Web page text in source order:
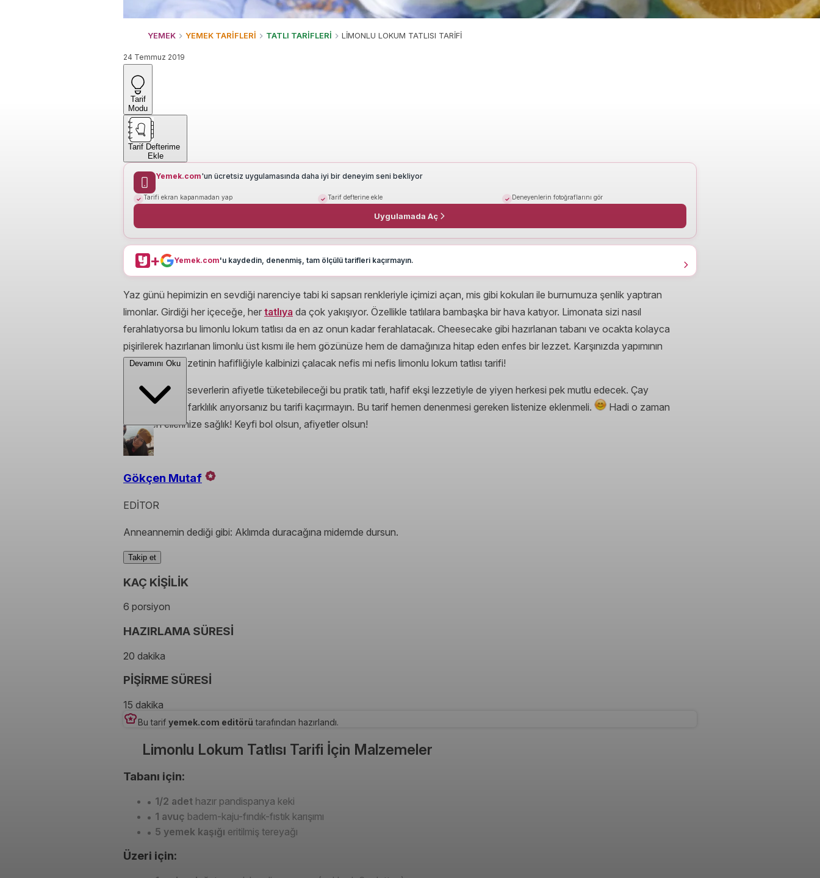
YEMEK YEMEK TARİFLERİ TATLI TARİFLERİ LİMONLU LOKUM TATLISI TARİFİ
24 Temmuz 2019
Tarif
Modu
Tarif Defterime
Ekle
Yemek.com'un ücretsiz uygulamasında daha iyi bir deneyim seni bekliyor
Tarifi ekran kapanmadan yap Tarif defterine ekle Deneyenlerin fotoğraflarını gör
Uygulamada Aç
+ Yemek.com'u kaydedin, denenmiş, tam ölçülü tarifleri kaçırmayın.
Yaz günü hepimizin en sevdiği narenciye tabi ki sapsarı renkleriyle içimizi açan, mis gibi kokuları ile burnumuza şenlik yaptıran
limonlar. Girdiği her içeceğe, her tatlıya da çok yakışıyor. Özellikle tatlılara bambaşka bir hava katıyor. Limonata sizi nasıl
ferahlatıyorsa bu limonlu lokum tatlısı da en az onun kadar ferahlatacak. Cheesecake gibi hazırlanan tabanı ve ocakta kolayca
pişirilerek hazırlanan limonlu üst kısmı ile hem gözünüze hem de damağınıza hitap eden enfes bir lezzet. Karşınızda yapımının
kolaylığı ve lezzetinin hafifliğiyle kalbinizi çalacak nefis mi nefis limonlu lokum tatlısı tarifi!
Özellikle limon severlerin afiyetle tüketebileceği bu pratik tatlı, hafif ekşi lezzetiyle de yiyen herkesi pek mutlu edecek. Çay
saatlerinize bir farklılık arıyorsanız bu tarifi kaçırmayın. Bu tarif hemen denenmesi gereken listenize eklenmeli.
Hadi o zaman
şimdiden ellerinize sağlık! Keyfi bol olsun, afiyetler olsun!
Devamını Oku
Gökçen Mutaf
EDİTOR
Anneannemin dediği gibi: Aklımda duracağına midemde dursun.
Takip et
KAÇ KİŞİLİK
6 porsiyon
HAZIRLAMA SÜRESİ
20 dakika
PİŞİRME SÜRESİ
15 dakika
Bu tarif yemek.com editörü tarafından hazırlandı.
Limonlu Lokum Tatlısı Tarifi İçin Malzemeler
Tabanı için:
1/2 adet hazır pandispanya keki
1 avuç badem-kaju-fındık-fıstık karışımı
5 yemek kaşığı eritilmiş tereyağı
Üzeri için: